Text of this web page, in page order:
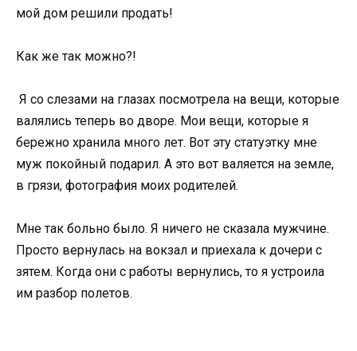
мой дом решили продать!
Как же так можно?!
Я со слезами на глазах посмотрела на вещи, которые
валялись теперь во дворе. Мои вещи, которые я
бережно хранила много лет. Вот эту статуэтку мне
муж покойный подарил. А это вот валяется на земле,
в грязи, фотография моих родителей.
Мне так больно было. Я ничего не сказала мужчине.
Просто вернулась на вокзал и приехала к дочери с
зятем. Когда они с работы вернулись, то я устроила
им разбор полетов.